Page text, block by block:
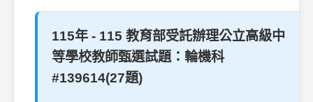
115年 - 115 教育部受託辦理公立高級中
等學校教師甄選試題：輪機科
#139614(27題)